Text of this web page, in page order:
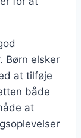
Børn elsker
at tilføje
både
at